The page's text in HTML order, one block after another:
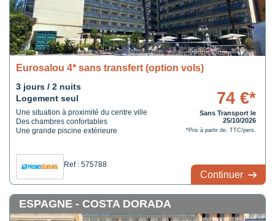
Eurosalou 4* sans transfert (option vols)
3 jours / 2 nuits
Logement seul
Une situation à proximité du centre ville
Des chambres confortables
Une grande piscine extérieure
Ref : 575788
74 €*
Sans Transport le
25/10/2026
*Prix à partir de, TTC/pers.
Continuer
ESPAGNE - COSTA DORADA